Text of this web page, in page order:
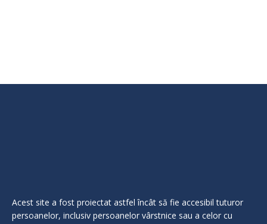
Acest site a fost proiectat astfel încât să fie accesibil tuturor
persoanelor, inclusiv persoanelor vârstnice sau a celor cu